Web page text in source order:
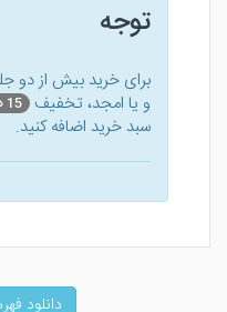
توجه
برای خرید بیش از دو
و یا امجد، تخفیف 15 درصد
سبد خرید اضافه کنید.
دانلود